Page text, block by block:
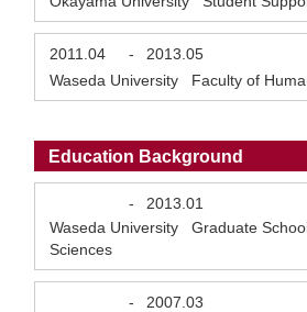
2011.04 -
2013.05
Waseda University Faculty of
Education Background
-
2013.01
Waseda University Graduate
Sciences
-
2007.03